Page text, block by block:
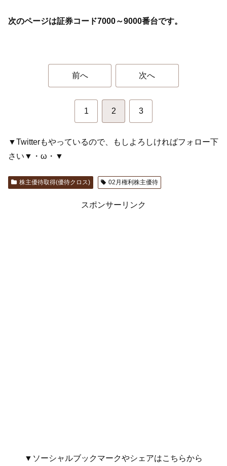
次のページは証券コード7000～9000番台です。
前へ 次へ
1 2 3
▼Twitterもやっているので、もしよろしければフォロー下
さい▼・ω・▼
株主優待取得(優待クロス) 02月権利株主優待
スポンサーリンク
▼ソーシャルブックマークやシェアはこちらから